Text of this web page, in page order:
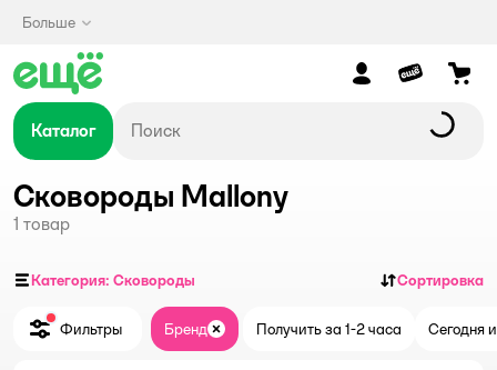
Больше
Каталог
Сковороды Mallony
1 товар
Категория: Сковороды Сортировка
Фильтры Бренд ЗакрытьПолучить за 1-2 часа Сегодня